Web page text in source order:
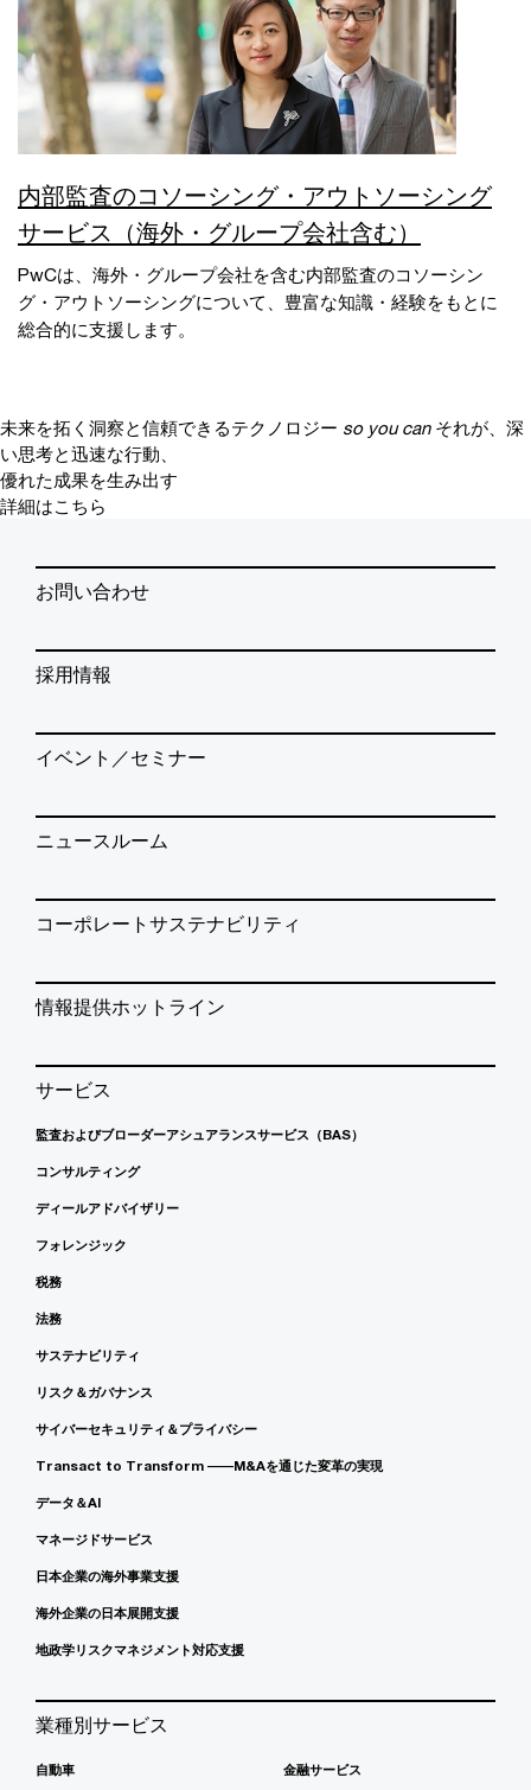
内部監査のコソーシング・アウトソーシング
サービス（海外・グループ会社含む）
PwCは、海外・グループ会社を含む内部監査のコソーシン
グ・アウトソーシングについて、豊富な知識・経験をもとに
総合的に支援します。
未来を拓く洞察と信頼できるテクノロジー so you can それが、深
い思考と迅速な行動、
優れた成果を生み出す
詳細はこちら
お問い合わせ
採用情報
イベント／セミナー
ニュースルーム
コーポレートサステナビリティ
情報提供ホットライン
サービス
監査およびブローダーアシュアランスサービス（BAS）
コンサルティング
ディールアドバイザリー
フォレンジック
税務
法務
サステナビリティ
リスク＆ガバナンス
サイバーセキュリティ＆プライバシー
Transact to Transform ――M&Aを通じた変革の実現
データ＆AI
マネージドサービス
日本企業の海外事業支援
海外企業の日本展開支援
地政学リスクマネジメント対応支援
業種別サービス
自動車 金融サービス